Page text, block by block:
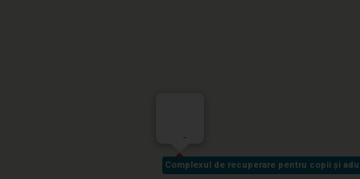
Complexul de recuperare pentru copii și
Complexul de recuperare pentru copii și
-